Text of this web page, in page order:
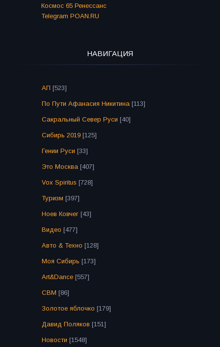
Космос 65 Ренессанс
Telegram POAN.RU
НАВИГАЦИЯ
АП [523]
По Пути Афанасия Никитина [113]
Сакральный Север Руси [40]
Сибирь 2019 [125]
Гении Руси [33]
Это Москва [407]
Vox Spiritus [728]
Туризм [397]
Ноев Ковчег [43]
Видео [477]
Авто & Техно [128]
Моя Сибирь [173]
Art&Dance [557]
СВМ [86]
Золотое яблочко [179]
Давид Поляков [151]
Новости [1548]